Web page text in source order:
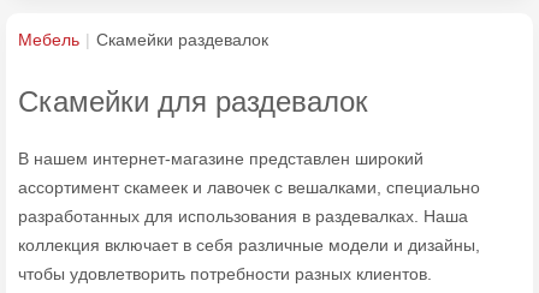
Мебель Скамейки раздевалок
Скамейки для раздевалок
В нашем интернет-магазине представлен широкий
ассортимент скамеек и лавочек с вешалками, специально
разработанных для использования в раздевалках. Наша
коллекция включает в себя различные модели и дизайны,
чтобы удовлетворить потребности разных клиентов.